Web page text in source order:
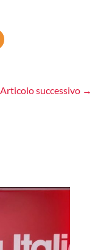
Articolo successivo →